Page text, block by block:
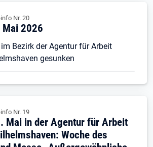
Nr. 20
2026
Bezirk der Agentur für Arbeit
gesunken
Nr. 19
Mai in der Agentur für Arbeit
Woche des